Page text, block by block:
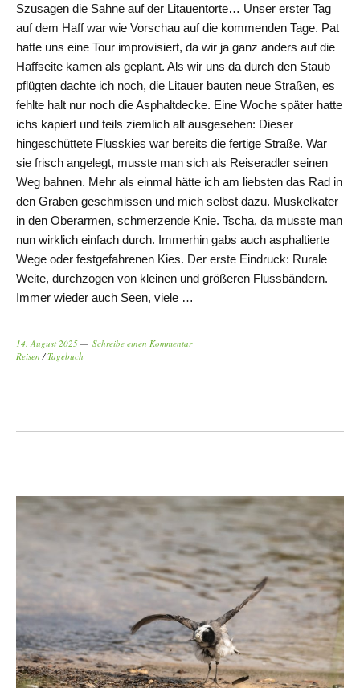
Szusagen die Sahne auf der Litauentorte… Unser erster Tag
auf dem Haff war wie Vorschau auf die kommenden Tage. Pat
hatte uns eine Tour improvisiert, da wir ja ganz anders auf die
Haffseite kamen als geplant. Als wir uns da durch den Staub
pflügten dachte ich noch, die Litauer bauten neue Straßen, es
fehlte halt nur noch die Asphaltdecke. Eine Woche später hatte
ichs kapiert und teils ziemlich alt ausgesehen: Dieser
hingeschüttete Flusskies war bereits die fertige Straße. War
sie frisch angelegt, musste man sich als Reiseradler seinen
Weg bahnen. Mehr als einmal hätte ich am liebsten das Rad in
den Graben geschmissen und mich selbst dazu. Muskelkater
in den Oberarmen, schmerzende Knie. Tscha, da musste man
nun wirklich einfach durch. Immerhin gabs auch asphaltierte
Wege oder festgefahrenen Kies. Der erste Eindruck: Rurale
Weite, durchzogen von kleinen und größeren Flussbändern.
Immer wieder auch Seen, viele …
14. August 2025
Schreibe einen Kommentar
Reisen /Tagebuch